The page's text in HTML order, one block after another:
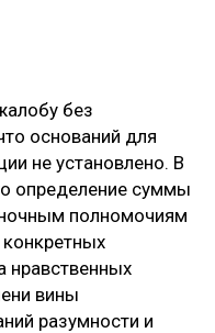
без
оснований для
не установлено. В
определение суммы
полномочиям
нравственных
вины
разумности и